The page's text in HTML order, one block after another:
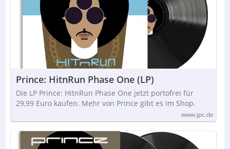
Prince: HitnRun Phase One (LP)
Die LP Prince: HitnRun Phase One jetzt portofrei für
29,99 Euro kaufen. Mehr von Prince gibt es im Shop.
www.jpc.de